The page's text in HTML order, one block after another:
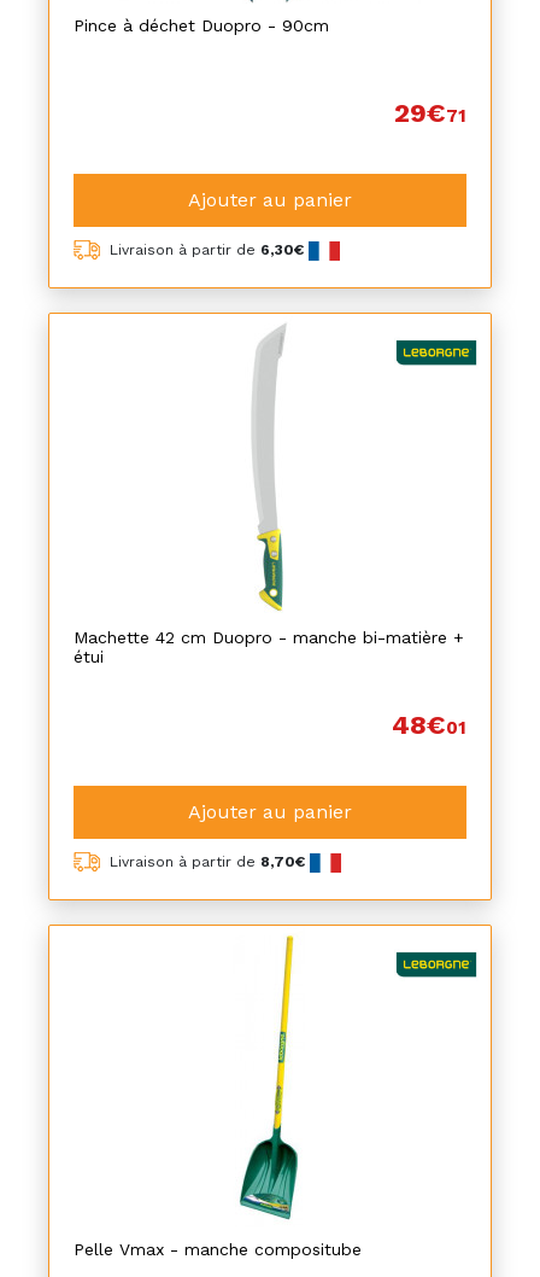
Pince à déchet Duopro - 90cm
29€71
Ajouter au panier
Livraison à partir de 6,30€
Machette 42 cm Duopro - manche bi-matière +
étui
48€01
Ajouter au panier
Livraison à partir de 8,70€
Pelle Vmax - manche compositube